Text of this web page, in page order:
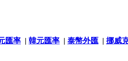
匯率 | 韓元匯率 | 泰幣外匯 | 挪威